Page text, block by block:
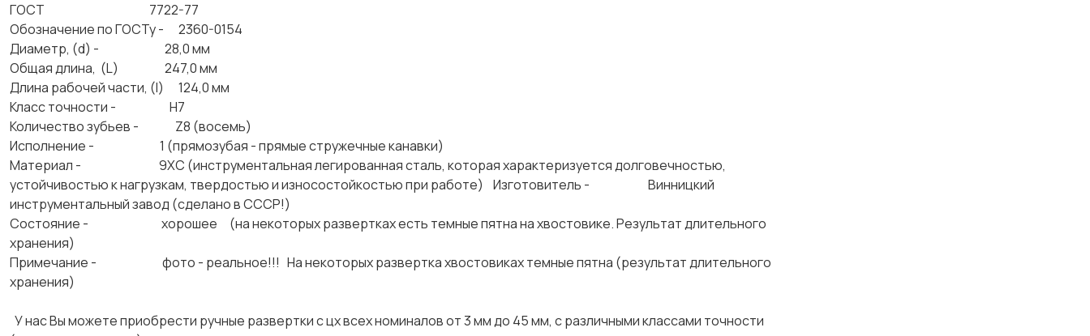
ГОСТ 7722-77
Обозначение по ГОСТу - 2360-0154
Диаметр, (d) - 28,0 мм
Общая длина, (L) 247,0 мм
Длина рабочей части, (l) 124,0 мм
Класс точности - Н7
Количество зубьев - Z8 (восемь)
Исполнение - 1 (прямозубая - прямые стружечные канавки)
Материал - 9ХС (инструментальная легированная сталь, которая характеризуется долговечностью,
устойчивостью к нагрузкам, твердостью и износостойкостью при работе) Изготовитель - Винницкий
инструментальный завод (сделано в СССР!)
Состояние - хорошее (на некоторых развертках есть темные пятна на хвостовике. Результат длительного
хранения)
Примечание - фото - реальное!!! На некоторых развертка хвостовиках темные пятна (результат длительного
хранения)
У нас Вы можете приобрести ручные развертки с цх всех номиналов от 3 мм до 45 мм, с различными классами точности